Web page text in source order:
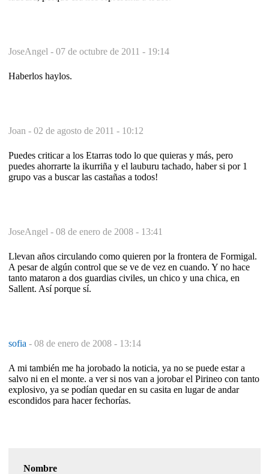
JoseAngel - 07 de octubre de 2011 - 19:14
Haberlos haylos.
Joan - 02 de agosto de 2011 - 10:12
Puedes criticar a los Etarras todo lo que quieras y más, pero
puedes ahorrarte la ikurriña y el lauburu tachado, haber si por 1
grupo vas a buscar las castañas a todos!
JoseAngel - 08 de enero de 2008 - 13:41
Llevan años circulando como quieren por la frontera de Formigal.
A pesar de algún control que se ve de vez en cuando. Y no hace
tanto mataron a dos guardias civiles, un chico y una chica, en
Sallent. Así porque sí.
sofia - 08 de enero de 2008 - 13:14
A mi también me ha jorobado la noticia, ya no se puede estar a
salvo ni en el monte. a ver si nos van a jorobar el Pirineo con tanto
explosivo, ya se podían quedar en su casita en lugar de andar
escondidos para hacer fechorías.
Nombre